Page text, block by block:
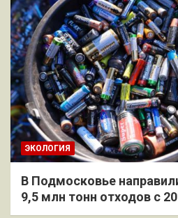
ЭКОЛОГИЯ
В Подмосковье
9,5 млн тонн отходов с